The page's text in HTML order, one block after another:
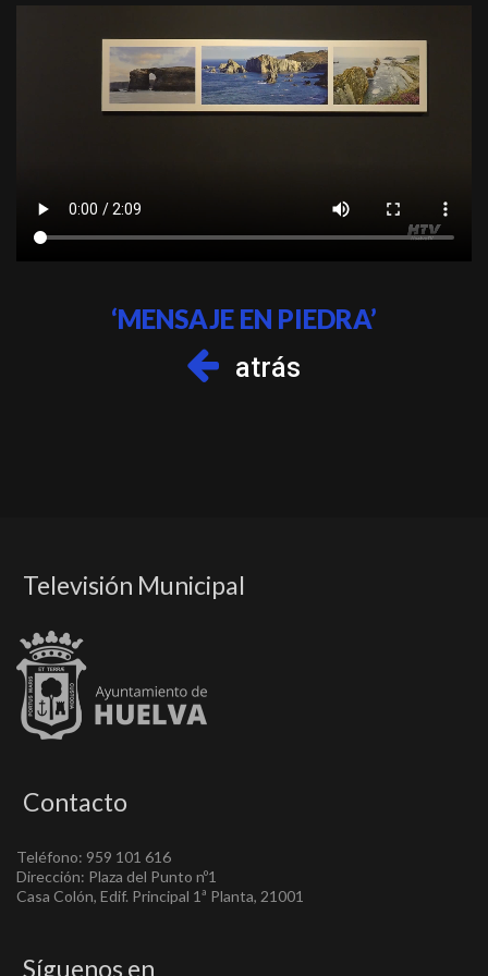
‘MENSAJE EN PIEDRA’
atrás
Televisión Municipal
Contacto
Teléfono: 959 101 616
Dirección: Plaza del Punto nº1
Casa Colón, Edif. Principal 1ª Planta, 21001
Síguenos en